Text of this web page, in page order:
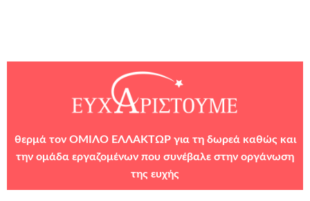
θερμά τον ΟΜΙΛΟ ΕΛΛΑΚΤΩΡγια τη δωρεά καθώς και
την ομάδα εργαζομένων που συνέβαλε στην οργάνωση
της ευχής